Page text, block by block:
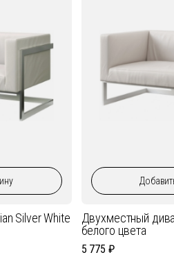
Silver White
Двухместный
белого цвета
5 775